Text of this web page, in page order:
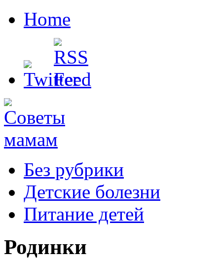
Home
Без рубрики
Детские болезни
Питание детей
Родинки